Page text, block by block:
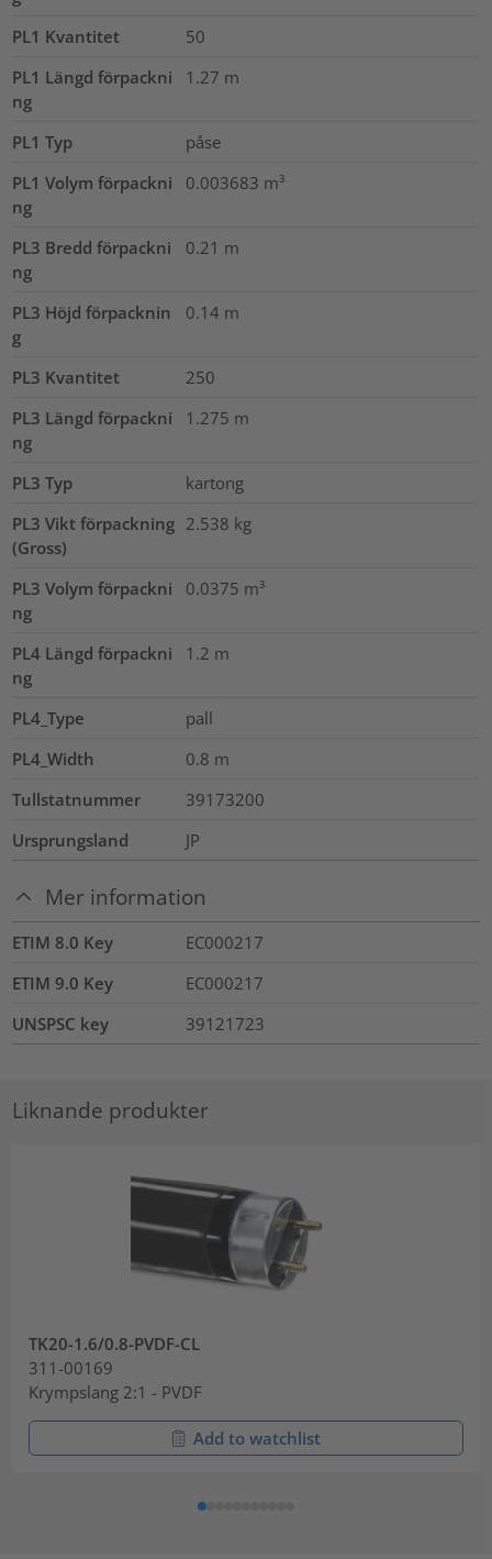
PL1 Kvantitet
50
PL1 Längd förpackni
ng
1.27 m
PL1 Typ
påse
PL1 Volym förpackni
ng
0.003683 m³
PL3 Bredd förpackni
ng
0.21 m
PL3 Höjd förpacknin
g
0.14 m
PL3 Kvantitet
250
PL3 Längd förpackni
ng
1.275 m
PL3 Typ
kartong
PL3 Vikt förpackning
(Gross)
2.538 kg
PL3 Volym förpackni
ng
0.0375 m³
PL4 Längd förpackni
ng
1.2 m
PL4_Type
pall
PL4_Width
0.8 m
Tullstatnummer
39173200
Ursprungsland
JP
Mer information
ETIM 8.0 Key
EC000217
ETIM 9.0 Key
EC000217
UNSPSC key
39121723
Liknande produkter
TK20-1.6/0.8-PVDF-CL
311-00169
Krympslang 2:1 - PVDF
Add to watchlist